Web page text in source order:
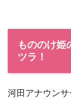
もののけ姫
ツラ！
河田アナウンサ